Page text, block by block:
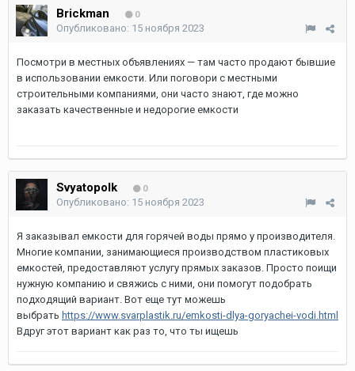
Brickman 0
Опубликовано: 15 ноября 2023
Посмотри в местных объявлениях — там часто продают бывшие
в использовании емкости. Или поговори с местными
строительными компаниями, они часто знают, где можно
заказать качественные и недорогие емкости
Svyatopolk 0
Опубликовано: 15 ноября 2023
Я заказывал емкости для горячей воды прямо у производителя.
Многие компании, занимающиеся производством пластиковых
емкостей, предоставляют услугу прямых заказов. Просто поищи
нужную компанию и свяжись с ними, они помогут подобрать
подходящий вариант. Вот еще тут можешь
выбрать https://www.svarplastik.ru/emkosti-dlya-goryachei-vodi.html
Вдруг этот вариант как раз то, что ты ищешь